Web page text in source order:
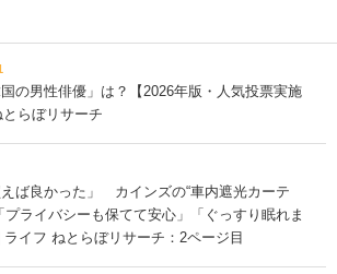
の男性俳優」は？【2026年版・人気投票実施
らぼリサーチ
えば良かった」 カインズの“車内遮光カーテ
ライバシーも保てて安心」「ぐっすり眠れま
ライフ ねとらぼリサーチ：2ページ目